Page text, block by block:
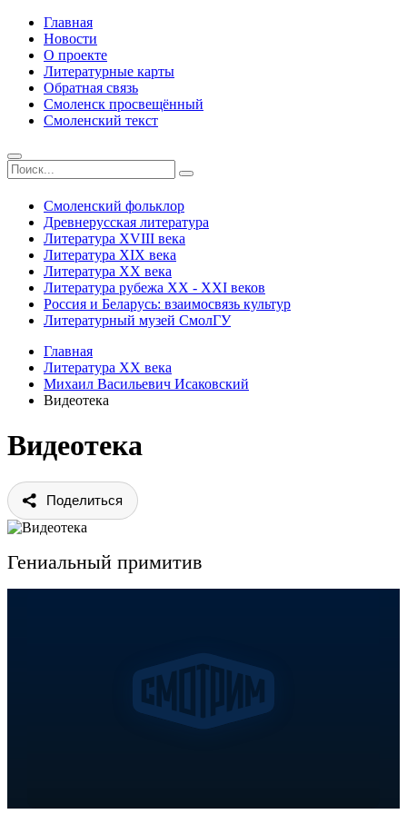
Главная
Новости
О проекте
Литературные карты
Обратная связь
Смоленск просвещённый
Смоленский текст
Смоленский фольклор
Древнерусская литература
Литература ХVIII века
Литература ХIХ века
Литература ХХ века
Литература рубежа ХХ - ХХI веков
Россия и Беларусь: взаимосвязь культур
Литературный музей СмолГУ
Главная
Литература ХХ века
Михаил Васильевич Исаковский
Видеотека
Видеотека
Поделиться
Гениальный примитив